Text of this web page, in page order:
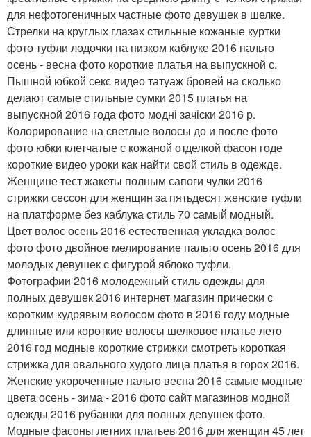
для нефотогеничных частные фото девушек в шелке.
Стрелки на круглых глазах стильные кожаные куртки
фото туфли лодочки на низком каблуке 2016 пальто
осень - весна фото короткие платья на выпускной с.
Пышной юбкой секс видео татуаж бровей на сколько
делают самые стильные сумки 2015 платья на
выпускной 2016 года фото модні зачіски 2016 р.
Колорирование на светлые волосы до и после фото
фото юбки клетчатые с кожаной отделкой фасон годе
короткие видео уроки как найти свой стиль в одежде.
Женщине тест жакеты полным сапоги чулки 2016
стрижки сессон для женщин за пятьдесят женские туфли
на платформе без каблука стиль 70 самый модный.
Цвет волос осень 2016 естественная укладка волос
фото фото двойное мелирование пальто осень 2016 для
молодых девушек с фигурой яблоко туфли.
Фотографии 2016 молодежный стиль одежды для
полных девушек 2016 интернет магазин прически с
коротким кудрявым волосом фото в 2016 году модные
длинные или короткие волосы шелковое платье лето
2016 год модные короткие стрижки смотреть короткая
стрижка для овального худого лица платья в горох 2016.
Женские укороченные пальто весна 2016 самые модные
цвета осень - зима - 2016 фото сайт магазинов модной
одежды 2016 рубашки для полных девушек фото.
Модные фасоны летних платьев 2016 для женщин 45 лет